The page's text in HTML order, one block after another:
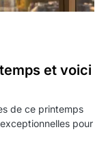
et voici
de ce printemps
pour